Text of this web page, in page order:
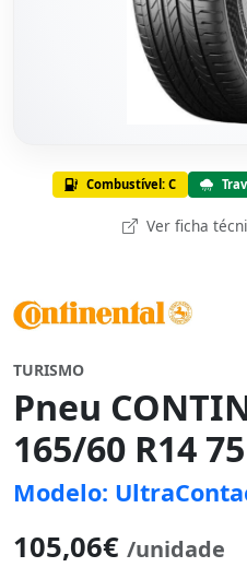
Combustível: C
Ver ficha
TURISMO
Pneu
165/60 R14
Modelo:
105,06€ /unidade